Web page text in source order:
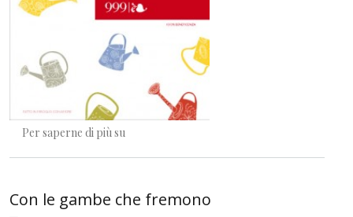
Per saperne di più su
Con le gambe che fremono